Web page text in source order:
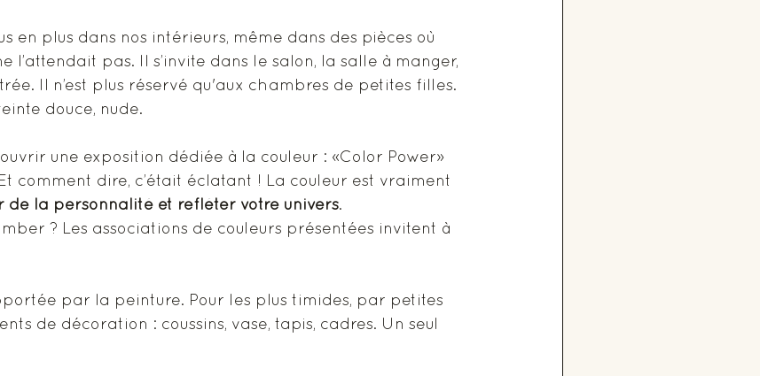
en plus dans nos intérieurs, même dans des pièces où
l’attendait pas. Il s’invite dans le salon, la salle à manger,
Il n’est plus réservé qu'aux chambres de petites filles.
douce, nude.
une exposition dédiée à la couleur : «Color Power»
comment dire, c’était éclatant ! La couleur est vraiment
de la personnalité et refléter votre univers.
? Les associations de couleurs présentées invitent à
par la peinture. Pour les plus timides, par petites
de décoration : coussins, vase, tapis, cadres. Un seul